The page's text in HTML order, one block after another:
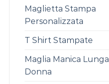
Maglietta Stampa
Personalizzata
T Shirt Stampate
Maglia Manica Lunga
Donna